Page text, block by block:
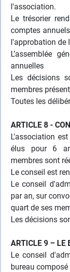
l'association.
Le trésorier
comptes
l'approbation de
L’assemblée
annuelles
Les décisions
membres
Toutes les
ARTICLE 8 -
L'association
élus pour 6
membres sont
Le conseil est
Le conseil
par an, sur
quart de ses
Les décisions
ARTICLE 9 – LE
Le conseil
bureau composé